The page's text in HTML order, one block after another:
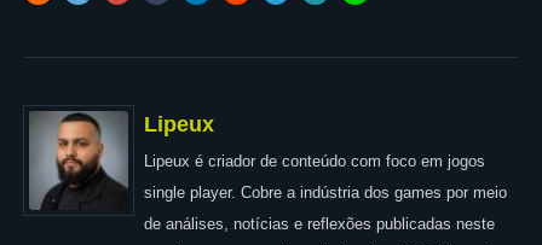
Lipeux
Lipeux é criador de conteúdo com foco em jogos
single player. Cobre a indústria dos games por meio
de análises, notícias e reflexões publicadas neste